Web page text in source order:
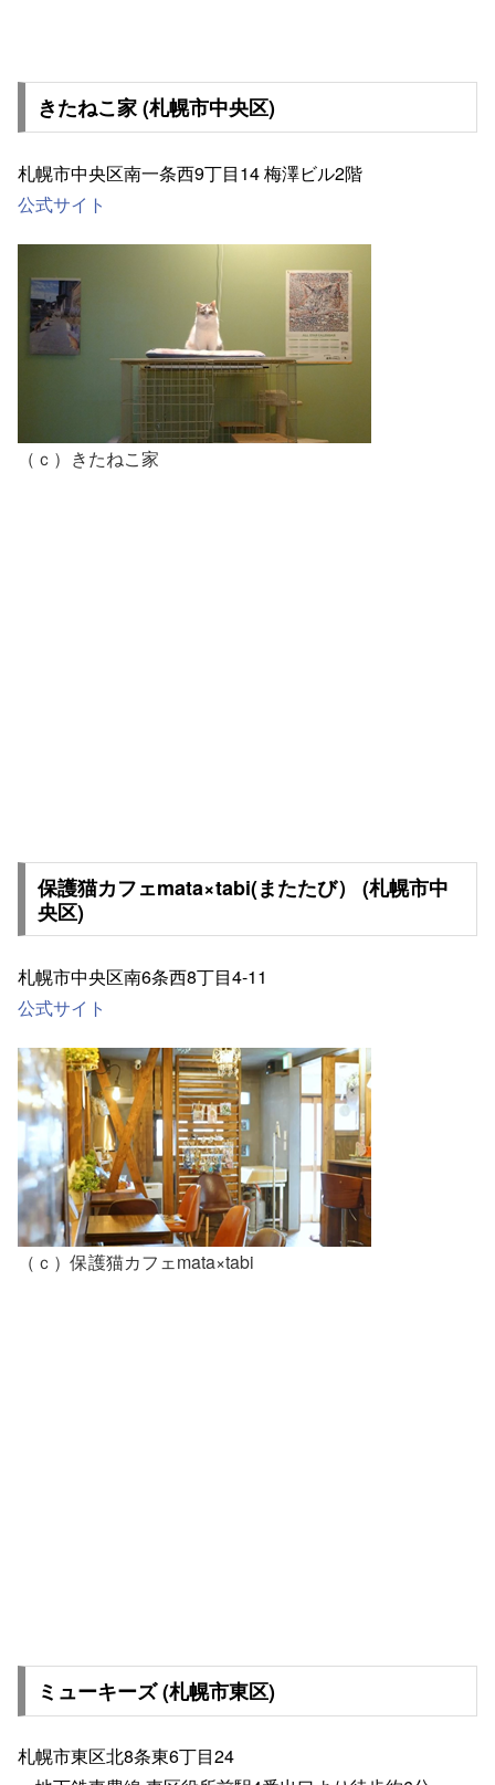
きたねこ家 (札幌市中央区)
札幌市中央区南一条西9丁目14 梅澤ビル2階
公式サイト
（ｃ）きたねこ家
保護猫カフェmata×tabi(またたび） (札幌市中
央区)
札幌市中央区南6条西8丁目4-11
公式サイト
（ｃ）保護猫カフェmata×tabi
ミューキーズ (札幌市東区)
札幌市東区北8条東6丁目24